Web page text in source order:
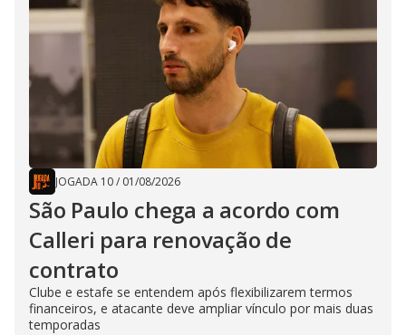
JOGADA 10/ 01/08/2026
São Paulo chega a acordo com
Calleri para renovação de
contrato
Clube e estafe se entendem após flexibilizarem termos
financeiros, e atacante deve ampliar vínculo por mais duas
temporadas